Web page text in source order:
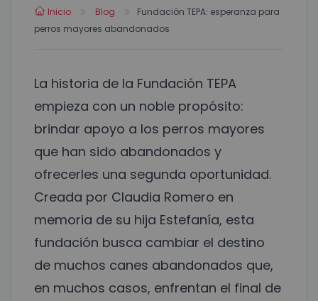
Inicio Blog
Fundación TEPA: esperanza para
perros mayores abandonados
La historia de la Fundación TEPA
empieza con un noble propósito:
brindar apoyo a los perros mayores
que han sido abandonados y
ofrecerles una segunda oportunidad.
Creada por Claudia Romero en
memoria de su hija Estefanía, esta
fundación busca cambiar el destino
de muchos canes abandonados que,
en muchos casos, enfrentan el final de